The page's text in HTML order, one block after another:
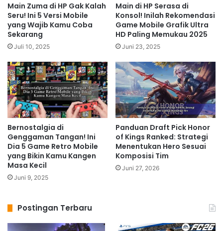
Main Zuma di HP Gak Kalah
Seru! Ini 5 Versi Mobile
yang Wajib Kamu Coba
Sekarang
Juli 10, 2025
Main di HP Serasa di
Konsol! Inilah Rekomendasi
Game Mobile Grafik Ultra
HD Paling Memukau 2025
Juni 23, 2025
Bernostalgia di
Genggaman Tangan! Ini
Dia 5 Game Retro Mobile
yang Bikin Kamu Kangen
Masa Kecil
Juni 9, 2025
Panduan Draft Pick Honor
of Kings Ranked: Strategi
Menentukan Hero Sesuai
Komposisi Tim
Juni 27, 2026
Postingan Terbaru